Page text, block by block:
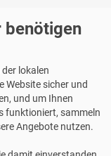
Postfilialen
Paypal
benötigen
lokalen
Website sicher und
und um Ihnen
funktioniert, sammeln
Angebote nutzen.